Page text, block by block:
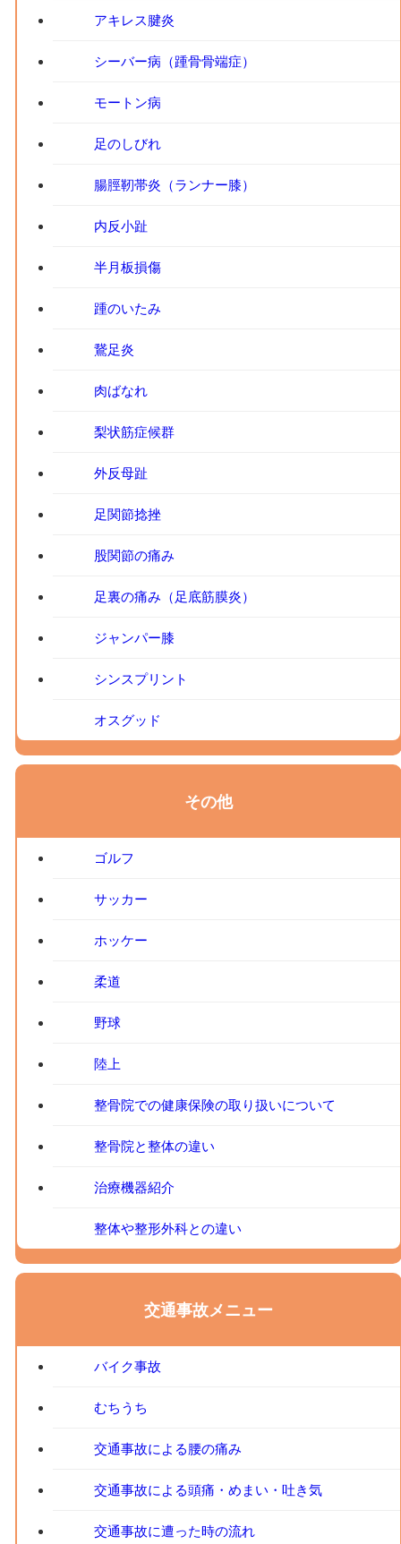
アキレス腱炎
シーバー病（踵骨骨端症）
モートン病
足のしびれ
腸脛靭帯炎（ランナー膝）
内反小趾
半月板損傷
踵のいたみ
鵞足炎
肉ばなれ
梨状筋症候群
外反母趾
足関節捻挫
股関節の痛み
足裏の痛み（足底筋膜炎）
ジャンパー膝
シンスプリント
オスグッド
その他
ゴルフ
サッカー
ホッケー
柔道
野球
陸上
整骨院での健康保険の取り扱いについて
整骨院と整体の違い
治療機器紹介
整体や整形外科との違い
交通事故メニュー
バイク事故
むちうち
交通事故による腰の痛み
交通事故による頭痛・めまい・吐き気
交通事故に遭った時の流れ